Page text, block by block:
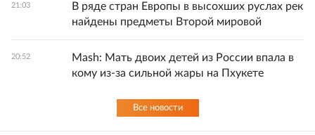
21:03
В ряде стран Европы в высохших руслах рек
найдены предметы Второй мировой
20:52
Mash: Мать двоих детей из России впала в
кому из-за сильной жары на Пхукете
Все новости